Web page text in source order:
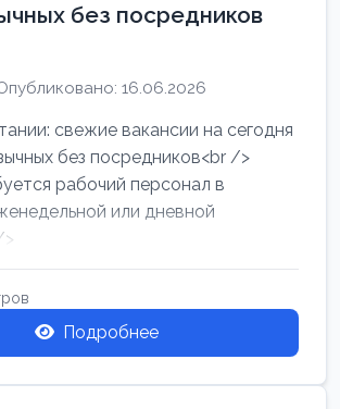
без посредников
16.06.2026
свежие вакансии на сегодня
без посредников<br />
рабочий персонал в
или дневной
в Нетании дл...
Подробнее